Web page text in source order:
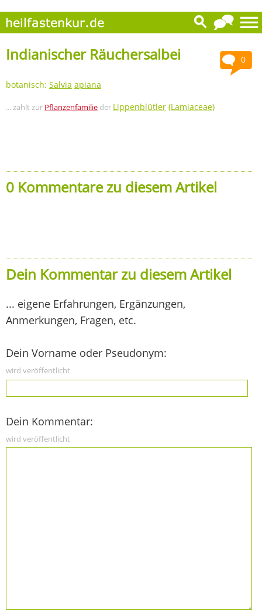
0
Indianischer Räuchersalbei
botanisch: Salvia apiana
... zählt zur Pflanzenfamilie der Lippenblütler (Lamiaceae)
0 Kommentare zu diesem Artikel
Dein Kommentar zu diesem Artikel
... eigene Erfahrungen, Ergänzungen,
Anmerkungen, Fragen, etc.
Dein Vorname oder Pseudonym:
wird veröffentlicht
Dein Kommentar:
wird veröffentlicht